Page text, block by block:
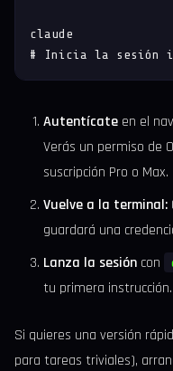
claude
# Inicia la sesión
Autentícate en el
Verás un permiso de
suscripción Pro o Max.
Vuelve a la terminal:
guardará una
Lanza la sesión con
tu primera instrucción.
Si quieres una versión
para tareas triviales),